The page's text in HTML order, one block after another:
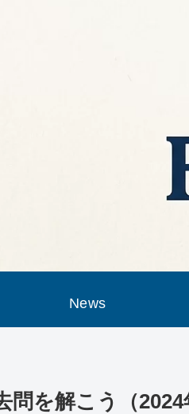
News
問を解こう（